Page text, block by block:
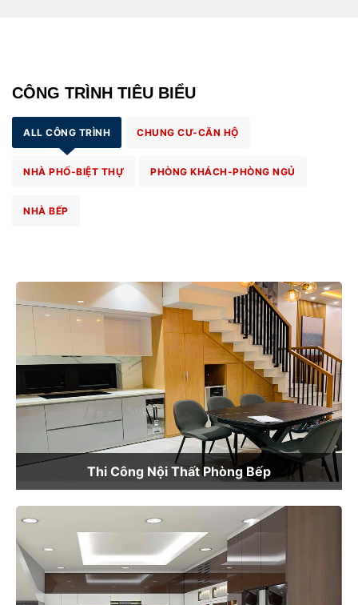
CÔNG TRÌNH TIÊU BIỂU
ALL CÔNG TRÌNH CHUNG CƯ-CĂN HỘ
NHÀ PHỐ-BIỆT THỰ PHÒNG KHÁCH-PHÒNG NGỦ
NHÀ BẾP
Thi Công Nội Thất Phòng Bếp